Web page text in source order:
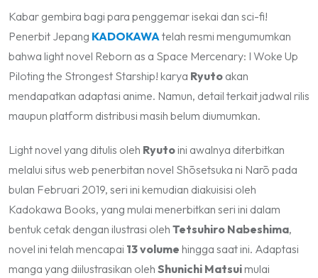
Kabar gembira bagi para penggemar isekai dan sci-fi!
Penerbit Jepang KADOKAWAtelah resmi mengumumkan
bahwa light novel Reborn as a Space Mercenary: I Woke Up
Piloting the Strongest Starship! karya Ryuto akan
mendapatkan adaptasi anime. Namun, detail terkait jadwal rilis
maupun platform distribusi masih belum diumumkan.
Light novel yang ditulis oleh Ryutoini awalnya diterbitkan
melalui situs web penerbitan novel Shōsetsuka ni Narō pada
bulan Februari 2019, seri ini kemudian diakuisisi oleh
Kadokawa Books, yang mulai menerbitkan seri ini dalam
bentuk cetak dengan ilustrasi oleh Tetsuhiro Nabeshima,
novel ini telah mencapai 13 volume hingga saat ini. Adaptasi
manga yang diilustrasikan oleh Shunichi Matsuimulai